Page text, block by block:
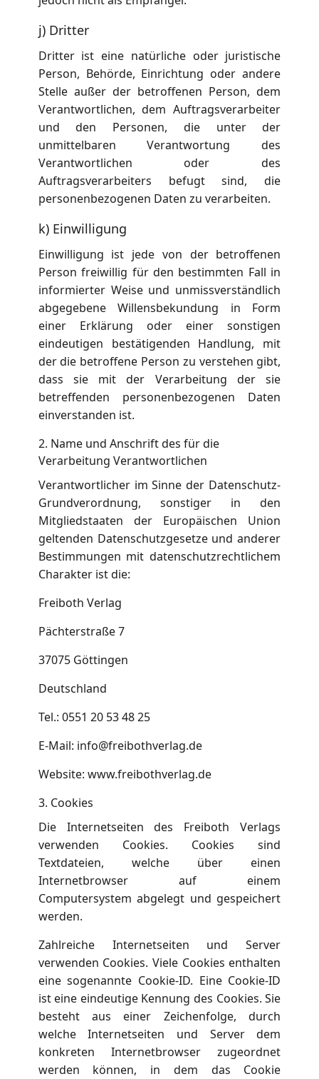
j) Dritter
Dritter ist eine natürliche oder juristische
Person, Behörde, Einrichtung oder andere
Stelle außer der betroffenen Person, dem
Verantwortlichen, dem Auftragsverarbeiter
und den Personen, die unter der
unmittelbaren Verantwortung des
Verantwortlichen oder des
Auftragsverarbeiters befugt sind, die
personenbezogenen Daten zu verarbeiten.
k) Einwilligung
Einwilligung ist jede von der betroffenen
Person freiwillig für den bestimmten Fall in
informierter Weise und unmissverständlich
abgegebene Willensbekundung in Form
einer Erklärung oder einer sonstigen
eindeutigen bestätigenden Handlung, mit
der die betroffene Person zu verstehen gibt,
dass sie mit der Verarbeitung der sie
betreffenden personenbezogenen Daten
einverstanden ist.
2. Name und Anschrift des für die
Verarbeitung Verantwortlichen
Verantwortlicher im Sinne der Datenschutz-
Grundverordnung, sonstiger in den
Mitgliedstaaten der Europäischen Union
geltenden Datenschutzgesetze und anderer
Bestimmungen mit datenschutzrechtlichem
Charakter ist die:
Freiboth Verlag
Pächterstraße 7
37075 Göttingen
Deutschland
Tel.: 0551 20 53 48 25
E-Mail: info@freibothverlag.de
Website: www.freibothverlag.de
3. Cookies
Die Internetseiten des Freiboth Verlags
verwenden Cookies. Cookies sind
Textdateien, welche über einen
Internetbrowser auf einem
Computersystem abgelegt und gespeichert
werden.
Zahlreiche Internetseiten und Server
verwenden Cookies. Viele Cookies enthalten
eine sogenannte Cookie-ID. Eine Cookie-ID
ist eine eindeutige Kennung des Cookies. Sie
besteht aus einer Zeichenfolge, durch
welche Internetseiten und Server dem
konkreten Internetbrowser zugeordnet
werden können, in dem das Cookie